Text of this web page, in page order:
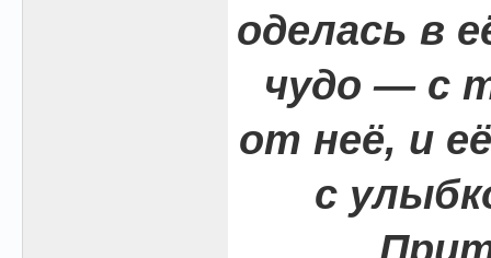
оделась в
чудо — с
от неё, и
с